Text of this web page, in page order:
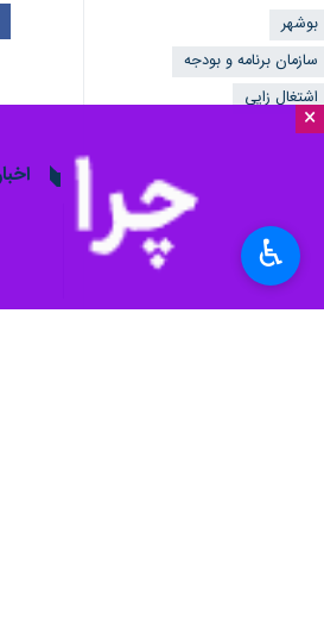
×
بوشهر
سازمان برنامه و بودجه
اشتغال زایی
♿︎